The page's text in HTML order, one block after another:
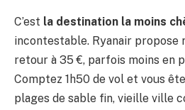
C’est la destination la moins
incontestable. Ryanair propose
retour à 35 €, parfois moins en
Comptez 1h50 de vol et vous
plages de sable fin, vieille ville